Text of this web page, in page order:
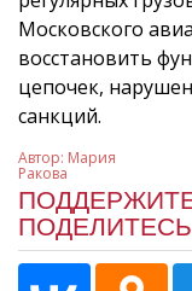
Московского
восстановить
цепочек,
санкций.
Автор: Мария
Ракова